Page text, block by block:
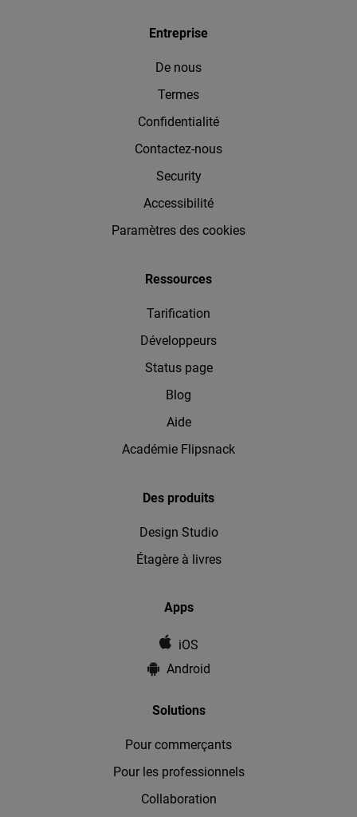
Entreprise
De nous
Termes
Confidentialité
Contactez-nous
Security
Accessibilité
Paramètres des cookies
Ressources
Tarification
Développeurs
Status page
Blog
Aide
Académie Flipsnack
Des produits
Design Studio
Étagère à livres
Apps
iOS
Android
Solutions
Pour commerçants
Pour les professionnels
Collaboration